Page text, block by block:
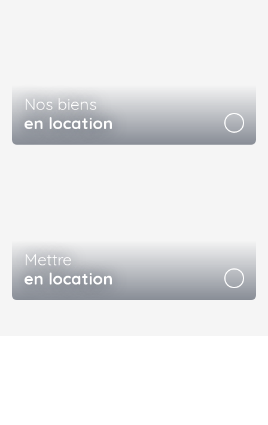
Nos biens
en location
Mettre
en location